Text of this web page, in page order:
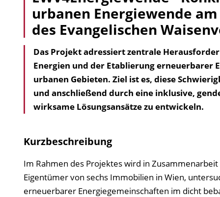
urbanen Energiewende
des Evangelischen
Das Projekt adressiert zentrale
Energien und der Etablierung erneuerbarer
urbanen Gebieten. Ziel ist es, diese
und anschließend durch eine inklusive,
wirksame Lösungsansätze zu entwickeln.
Kurzbeschreibung
Im Rahmen des Projektes wird in
Eigentümer von sechs Immobilien in Wien,
erneuerbarer Energiegemeinschaften im dicht